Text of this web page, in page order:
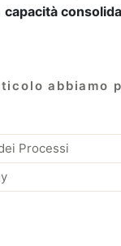
capacità
abbiamo
Processi